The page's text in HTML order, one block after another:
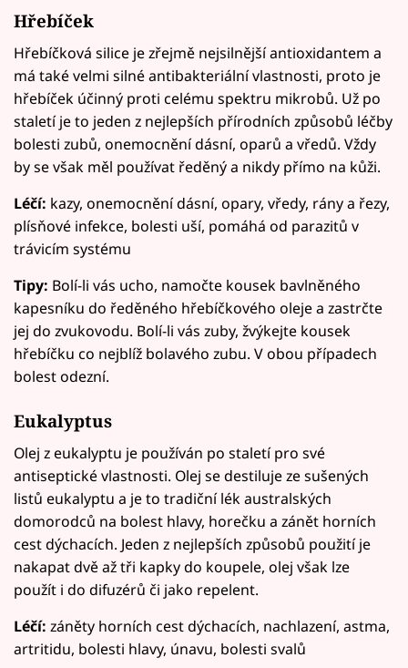
Hřebíček
Hřebíčková silice je zřejmě nejsilnější antioxidantem a
má také velmi silné antibakteriální vlastnosti, proto je
hřebíček účinný proti celému spektru mikrobů. Už po
staletí je to jeden z nejlepších přírodních způsobů léčby
bolesti zubů, onemocnění dásní, oparů a vředů. Vždy
by se však měl používat ředěný a nikdy přímo na kůži.
Léčí: kazy, onemocnění dásní, opary, vředy, rány a řezy,
plísňové infekce, bolesti uší, pomáhá od parazitů v
trávicím systému
Tipy: Bolí-li vás ucho, namočte kousek bavlněného
kapesníku do ředěného hřebíčkového oleje a zastrčte
jej do zvukovodu. Bolí-li vás zuby, žvýkejte kousek
hřebíčku co nejblíž bolavého zubu. V obou případech
bolest odezní.
Eukalyptus
Olej z eukalyptu je používán po staletí pro své
antiseptické vlastnosti. Olej se destiluje ze sušených
listů eukalyptu a je to tradiční lék australských
domorodců na bolest hlavy, horečku a zánět horních
cest dýchacích. Jeden z nejlepších způsobů použití je
nakapat dvě až tři kapky do koupele, olej však lze
použít i do difuzérů či jako repelent.
Léčí: záněty horních cest dýchacích, nachlazení, astma,
artritidu, bolesti hlavy, únavu, bolesti svalů